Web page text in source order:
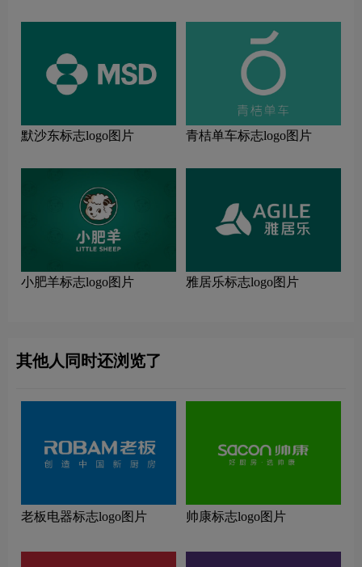
默沙东标志logo图片 青桔单车标志logo图片
小肥羊标志logo图片 雅居乐标志logo图片
其他人同时还浏览了
老板电器标志logo图片 帅康标志logo图片